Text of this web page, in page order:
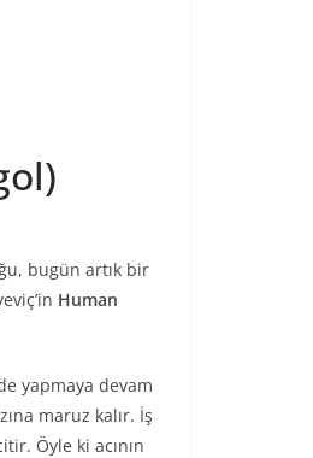
bugün artık bir
Human
yapmaya devam
maruz kalır. İş
Öyle ki acının